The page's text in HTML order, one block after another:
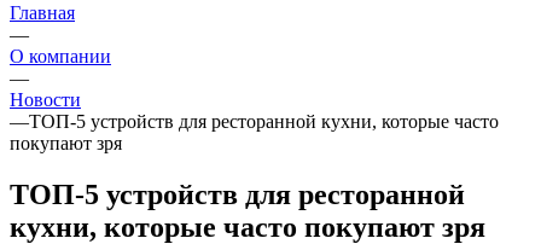
Главная
—
О компании
—
Новости
—ТОП-5 устройств для ресторанной кухни, которые часто
покупают зря
ТОП-5 устройств для ресторанной
кухни, которые часто покупают зря